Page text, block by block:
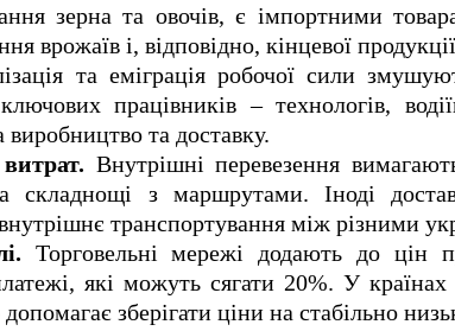
зерна та овочів, є імпортними
врожаїв і, відповідно, кінцевої
та еміграція робочої сили
працівників – технологів,
та доставку.
Внутрішні перевезення
складнощі з маршрутами. Іноді
транспортування між різними
Торговельні мережі додають до цін
які можуть сягати 20%. У
зберігати ціни на стабільно